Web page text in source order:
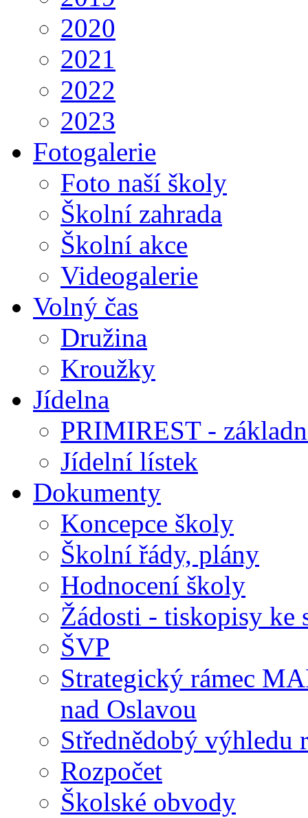
2020
2021
2022
2023
Fotogalerie
Foto naší školy
Školní zahrada
Školní akce
Videogalerie
Volný čas
Družina
Kroužky
Jídelna
PRIMIREST -
Jídelní lístek
Dokumenty
Koncepce školy
Školní řády, plány
Hodnocení školy
Žádosti - tiskopisy ke
ŠVP
Strategický rámec
nad Oslavou
Střednědobý výhledu
Rozpočet
Školské obvody